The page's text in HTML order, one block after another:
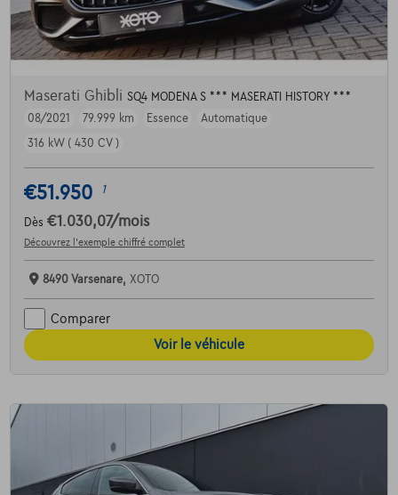
Maserati Ghibli SQ4 MODENA S *** MASERATI HISTORY ***
08/2021
79.999 km Essence
Automatique
316 kW ( 430 CV )
€51.950 1
Dès €1.030,07/mois
Découvrez l’exemple chiffré complet
8490 Varsenare, XOTO
Comparer
Voir le véhicule